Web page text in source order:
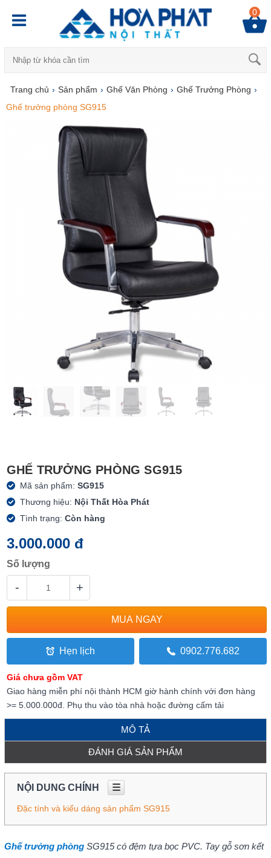
0
Trang chủ › Sản phẩm › Ghế Văn Phòng › Ghế Trưởng Phòng ›
Ghế trưởng phòng SG915
GHẾ TRƯỞNG PHÒNG SG915
Mã sản phẩm:SG915
Thương hiệu: Nội Thất Hòa Phát
Tình trạng:Còn hàng
3.000.000 đ
Số lượng
- +
Hẹn lịch 0902.776.682
Giá chưa gồm VAT
Giao hàng miễn phí nội thành HCM giờ hành chính với đơn hàng
>= 5.000.000đ. Phụ thu vào tòa nhà hoặc đường cấm tải
MÔ TẢ
ĐÁNH GIÁ SẢN PHẨM
NỘI DUNG CHÍNH ☰
Đặc tính và kiểu dáng sản phẩm SG915
Ghế trưởng phòngSG915 có đệm tựa bọc PVC. Tay gỗ sơn kết